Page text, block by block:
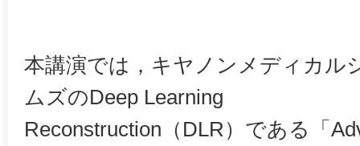
本講演では，キヤノンメディカル
ムズのDeep Learning
Reconstruction（DLR）である「